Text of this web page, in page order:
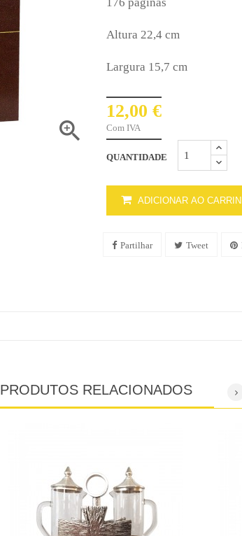

Altura 22,4 cm
Largura 15,7 cm
12,00 €
Com IVA
QUANTIDADE
ADICIONAR AO
Partilhar Tweet
PRODUTOS RELACIONADOS